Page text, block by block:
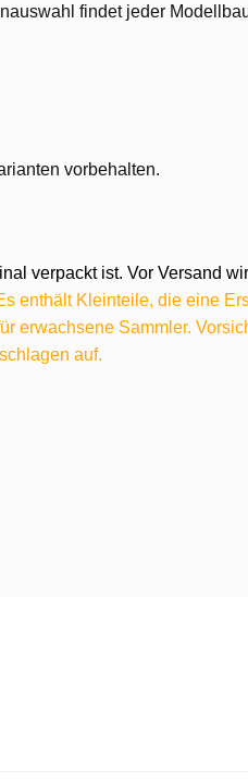
findet jeder
vorbehalten.
verpackt ist. Vor Versand
enthält Kleinteile, die eine
erwachsene Sammler.
auf.